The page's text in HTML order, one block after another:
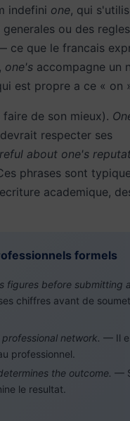
indefini one, qui
ou des
ce que le francais
one's accompagne un
est propre a ce « on
faire de son mieux).
respecter ses
about one's
phrases sont
academique,
formels
figures before submitting
chiffres avant de
network. — Il
professionnel.
the outcome. —
le resultat.